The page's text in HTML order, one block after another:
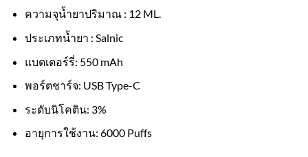
ความจุน้ำยาปริมาณ : 12 ML.
ประเภทน้ำยา : Salnic
แบตเตอร์รี่: 550 mAh
พอร์ตชาร์จ: USB Type-C
ระดับนิโคติน: 3%
อายุการใช้งาน: 6000 Puffs